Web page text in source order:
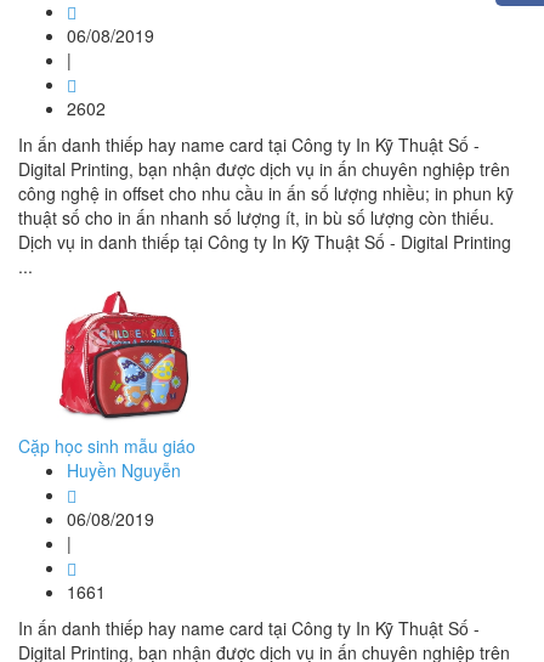
06/08/2019
|
2602
In ấn danh thiếp hay name card tại Công ty In Kỹ Thuật Số -
Digital Printing, bạn nhận được dịch vụ in ấn chuyên nghiệp trên
công nghệ in offset cho nhu cầu in ấn số lượng nhiều; in phun kỹ
thuật số cho in ấn nhanh số lượng ít, in bù số lượng còn thiếu.
Dịch vụ in danh thiếp tại Công ty In Kỹ Thuật Số - Digital Printing
...
Cặp học sinh mẫu giáo
Huyền Nguyễn
06/08/2019
|
1661
In ấn danh thiếp hay name card tại Công ty In Kỹ Thuật Số -
Digital Printing, bạn nhận được dịch vụ in ấn chuyên nghiệp trên